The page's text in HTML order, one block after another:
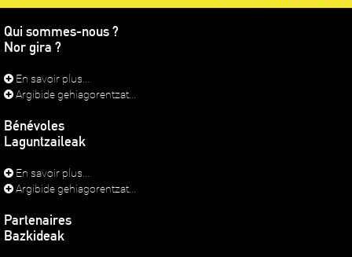
Qui sommes-nous ?
Nor gira ?
En savoir plus...
Argibide gehiagorentzat...
Bénévoles
Laguntzaileak
En savoir plus...
Argibide gehiagorentzat...
Partenaires
Bazkideak